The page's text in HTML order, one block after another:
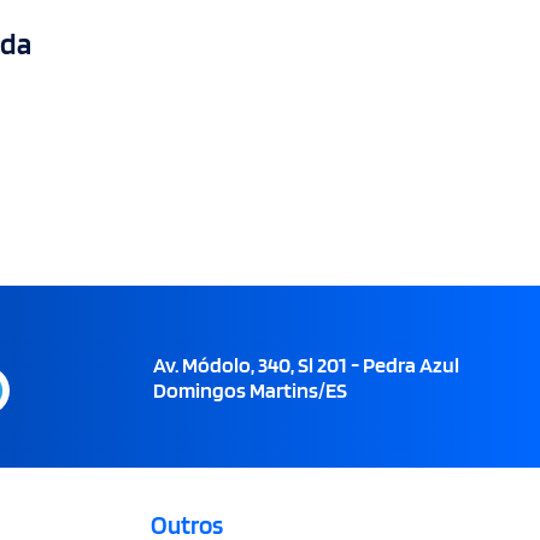
Av. Módolo, 340, Sl 201 - Pedra Azul
Domingos Martins/ES
Outros